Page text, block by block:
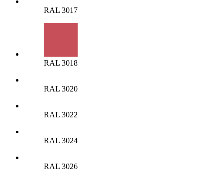
RAL 3017
RAL 3018
RAL 3020
RAL 3022
RAL 3024
RAL 3026